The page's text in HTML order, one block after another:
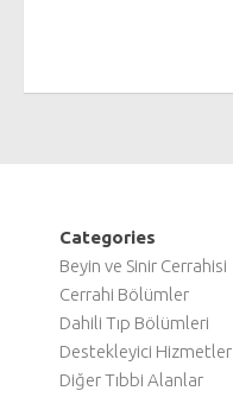
Categories
Beyin ve Sinir Cerrahisi
Cerrahi Bölümler
Dahili Tıp Bölümleri
Destekleyici Hizmetler
Diğer Tıbbi Alanlar